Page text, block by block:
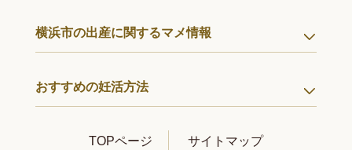
横浜市の出産に関するマメ情報
おすすめの妊活方法
TOPページ サイトマップ